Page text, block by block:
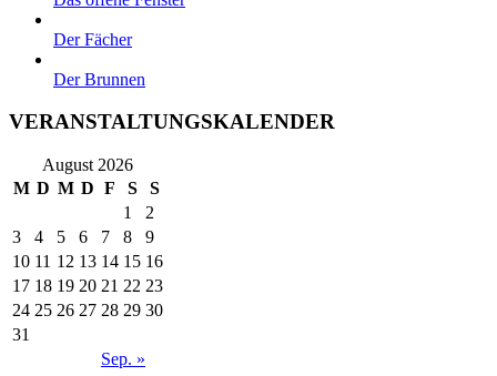
Der Fächer
Der Brunnen
VERANSTALTUNGSKALENDER
August 2026
M D M D F S S
Sep. »
1
2
3
4 5 6 7 8
9
10 11 12 13 14 15 16
17 18 19 20 21 22 23
24 25 26 27 28 29 30
31